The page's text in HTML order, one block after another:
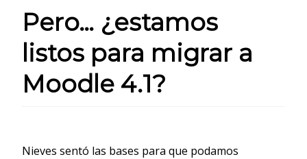
Pero… ¿estamos
listos para migrar a
Moodle 4.1?
Nieves sentó las bases para que podamos